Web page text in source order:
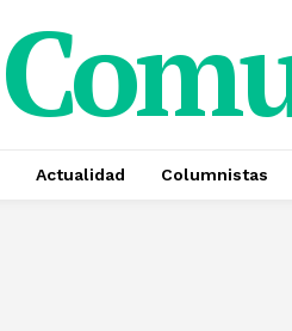
Actualidad Columnistas